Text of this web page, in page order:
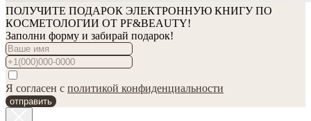
ПОЛУЧИТЕ ПОДАРОК ЭЛЕКТРОННУЮ КНИГУ ПО
КОСМЕТОЛОГИИ ОТ PF&BEAUTY!
Заполни форму и забирай подарок!
Я согласен с политикой конфиденциальности
отправить